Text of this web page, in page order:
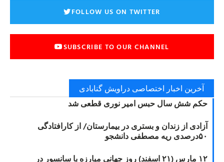
FOLLOW US ON TWITTER
SUBSCRIBE TO OUR CHANNEL
آخرین اخبار اختصاصی دراویش گنابادی
حکم شش سال حبس امیر نوری قطعی شد
آزادی از زندان و بستری در بیمارستان/ از کارافتادگی
۵۰درصدی ریه مصطفی دانشجو
۱۲ مارس (۲۱ اسفند) روز جهانی مبارزه با سانسور در